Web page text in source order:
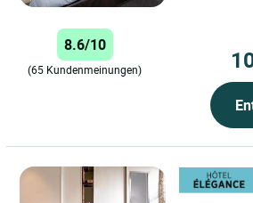
8.6/10
(65 Kundenmeinungen)